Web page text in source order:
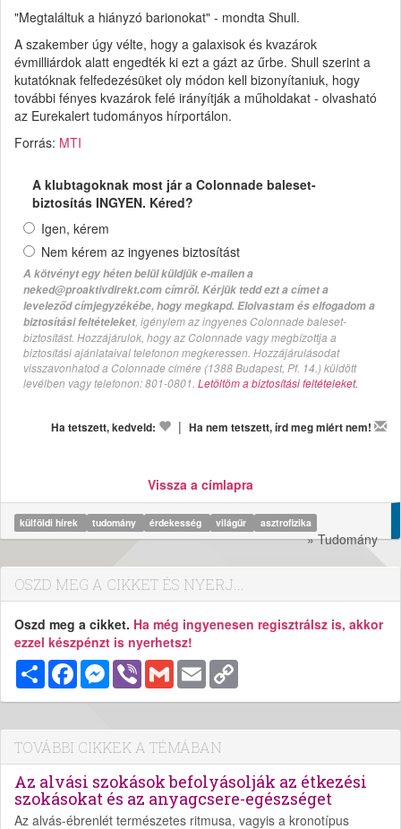
"Megtaláltuk a hiányzó barionokat" - mondta Shull.
A szakember úgy vélte, hogy a galaxisok és kvazárok
évmilliárdok alatt engedték ki ezt a gázt az űrbe. Shull szerint a
kutatóknak felfedezésüket oly módon kell bizonyítaniuk, hogy
további fényes kvazárok felé irányítják a műholdakat - olvasható
az Eurekalert tudományos hírportálon.
Forrás: MTI
A klubtagoknak most jár a Colonnade baleset-
biztosítás INGYEN. Kéred?
Igen, kérem
Nem kérem az ingyenes biztosítást
A kötvényt egy héten belül küldjük e-mailen a
neked@proaktivdirekt.com címről. Kérjük tedd ezt a címet a
leveleződ címjegyzékébe, hogy megkapd. Elolvastam és elfogadom a
biztosítási feltételeket, igénylem az ingyenes Colonnade baleset-
biztosítást. Hozzájárulok, hogy az Colonnade vagy megbízottja a
biztosítási ajánlataival telefonon megkeressen. Hozzájárulásodat
visszavonhatod a Colonnade címére (1388 Budapest, Pf. 14.) küldött
levélben vagy telefonon: 801-0801. Letöltöm a biztosítási feltételeket.
Ha tetszett, kedveld: | Ha nem tetszett, írd meg miért nem!
Vissza a címlapra
külföldi hírek tudomány érdekesség világűr asztrofizika
» Tudomány
OSZD MEG A CIKKET ÉS NYERJ...
Oszd meg a cikket. Ha még ingyenesen regisztrálsz is, akkor
ezzel készpénzt is nyerhetsz!
MegosztásFacebookMessenger
Viber Gmail Email
TOVÁBBI CIKKEK A TÉMÁBAN
Az alvási szokások befolyásolják az étkezési
szokásokat és az anyagcsere-egészséget
Az alvás-ébrenlét természetes ritmusa, vagyis a kronotípus